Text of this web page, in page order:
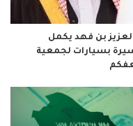
بن فهد يكمل
بسيارات لجمعية